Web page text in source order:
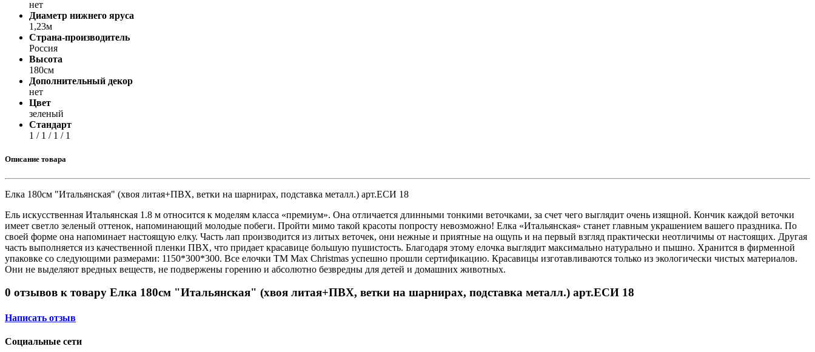
Оборудование банковское
нет
Диаметр нижнего яруса
1,23м
Страна-производитель
Россия
Высота
180см
Дополнительный декор
нет
Цвет
зеленый
Стандарт
1 / 1 / 1 / 1
Описание товара
Елка 180см "Итальянская" (хвоя литая+ПВХ, ветки на шарнирах, подставка металл.) арт.ЕСИ 18
Ель искусственная Итальянская 1.8 м относится к моделям класса «премиум». Она отличается длинными тонкими веточками, за счет чего выглядит очень изящной. Кончик каждой веточки
имеет светло зеленый оттенок, напоминающий молодые побеги. Пройти мимо такой красоты попросту невозможно! Елка «Итальянская» станет главным украшением вашего праздника. По
своей форме она напоминает настоящую елку. Часть лап производится из литых веточек, они нежные и приятные на ощупь и на первый взгляд практически неотличимы от настоящих. Другая
часть выполняется из качественной пленки ПВХ, что придает красавице большую пушистость. Благодаря этому елочка выглядит максимально натурально и пышно. Хранится в фирменной
упаковке со следующими размерами: 1150*300*300. Все елочки ТМ Max Christmas успешно прошли сертификацию. Красавицы изготавливаются только из экологически чистых материалов.
Они не выделяют вредных веществ, не подвержены горению и абсолютно безвредны для детей и домашних животных.
0 отзывов к товару Елка 180см "Итальянская" (хвоя литая+ПВХ, ветки на шарнирах, подставка металл.) арт.ЕСИ 18
Написать отзыв
Социальные сети